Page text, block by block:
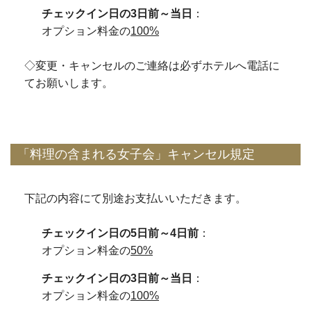
チェックイン日の3日前～当日
：
オプション料金の100%
◇変更・キャンセルのご連絡は必ずホテルへ電話に
てお願いします。
「料理の含まれる女子会」キャンセル規定
下記の内容にて別途お支払いいただきます。
チェックイン日の5日前～4日前 ：
オプション料金の50%
チェックイン日の3日前～当日
：
オプション料金の100%